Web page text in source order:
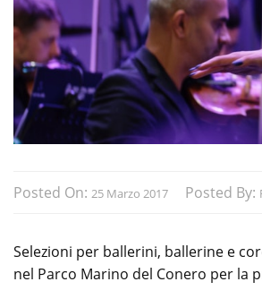
Posted On: 25 Marzo 2017 Posted By:
Selezioni per ballerini, ballerine e
nel Parco Marino del Conero per la